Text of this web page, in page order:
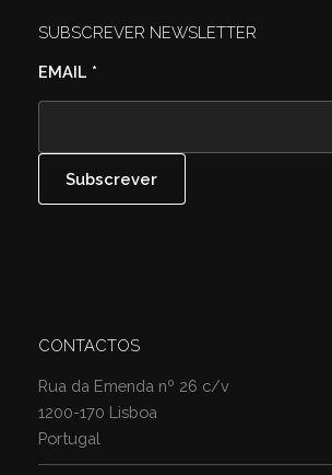
SUBSCREVER NEWSLETTER
EMAIL *
CONTACTOS
Rua da Emenda nº 26 c/v
1200-170 Lisboa
Portugal